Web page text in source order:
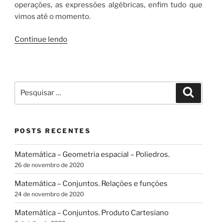
operações, as expressões algébricas, enfim tudo que
vimos até o momento.
Continue lendo“01.059
duas
incógnitas.”
por:
POSTS RECENTES
Matemática – Geometria espacial – Poliedros.
26 de novembro de 2020
Matemática – Conjuntos. Relações e funções
24 de novembro de 2020
Matemática – Conjuntos. Produto Cartesiano